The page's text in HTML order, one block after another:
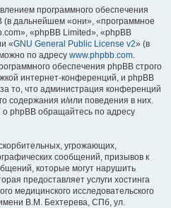
программного обеспечения
дальнейшем «они», «программное
«phpBB Limited», «phpBB
«GNU General Public License v2» (в
по адресу www.phpbb.com.
обеспечения phpBB строго
интернет-конференций, и phpBB
то, что администрация конференций
содержания и/или поведения в них.
phpBB обращайтесь по адресу
угрожающих,
сообщений, призывов к
которые могут нарушить
предоставляет услуги хостинга
медицинского исследовательского
В.М. Бехтерева, СПб, ул.